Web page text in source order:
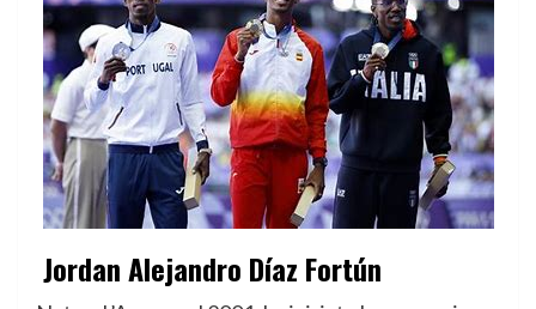
Jordan Alejandro Díaz Fortún